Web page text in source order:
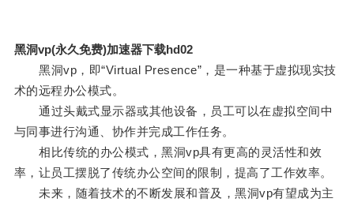
黑洞vp(永久免费)加速器下载hd02
黑洞vp，即“Virtual Presence”，是一种基于虚拟现实技
术的远程办公模式。
通过头戴式显示器或其他设备，员工可以在虚拟空间中
与同事进行沟通、协作并完成工作任务。
相比传统的办公模式，黑洞vp具有更高的灵活性和效
率，让员工摆脱了传统办公空间的限制，提高了工作效率。
未来，随着技术的不断发展和普及，黑洞vp有望成为主